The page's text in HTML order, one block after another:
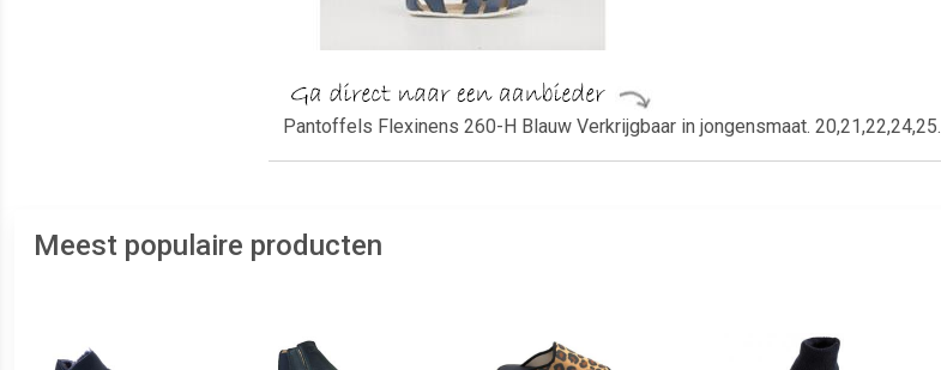
Pantoffels Flexinens 260-H Blauw Verkrijgbaar in jongensmaat. 20,21,22,24,25.
Meest populaire producten